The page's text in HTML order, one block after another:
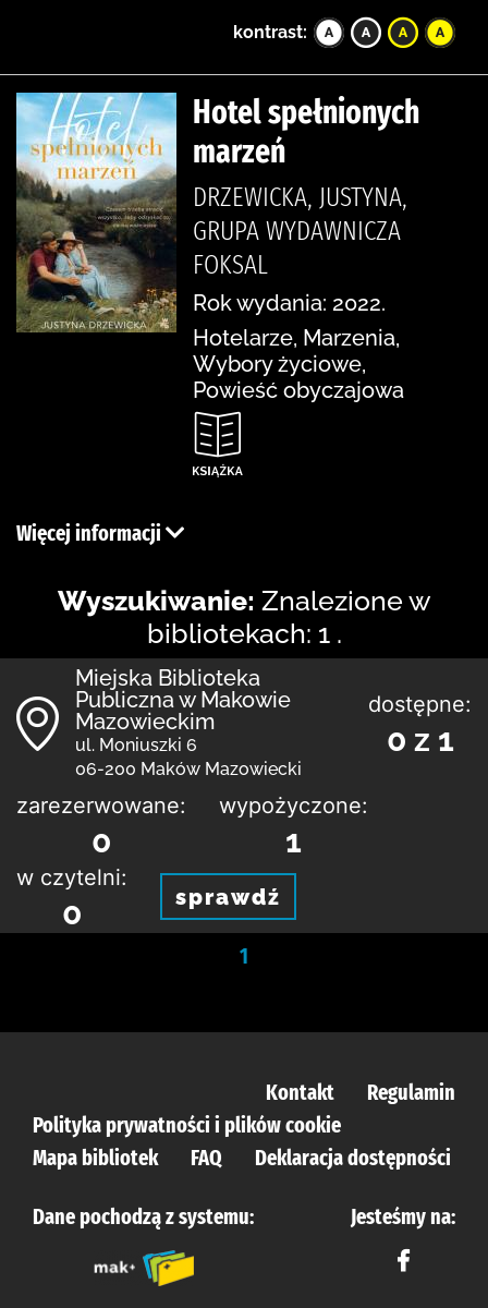
kontrast:
Hotel spełnionych
marzeń
DRZEWICKA, JUSTYNA,
GRUPA WYDAWNICZA
FOKSAL
Rok wydania: 2022.
Hotelarze, Marzenia,
Wybory życiowe,
Powieść obyczajowa
Więcej informacji
Wyszukiwanie: Znalezione w
bibliotekach: 1 .
Miejska Biblioteka
Publiczna w Makowie
Mazowieckim
ul. Moniuszki 6
06-200 Maków Mazowiecki
dostępne:
0 z 1
zarezerwowane:
0
wypożyczone:
1
w czytelni:
0 sprawdź
1
Kontakt
Regulamin
Polityka prywatności i plików cookie
Mapa bibliotek
FAQ Deklaracja dostępności
Dane pochodzą z systemu: Jesteśmy na: